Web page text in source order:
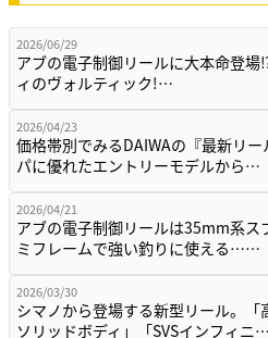
2026/06/29
アブの電子制御リールに大本命登
ィのヴォルティック!…
2026/04/23
価格帯別でみるDAIWAの『最新リー
パに優れたエントリーモデルから…
2026/04/21
アブの電子制御リールは35mm系ス
ミフレームで強い釣りに使える……
2026/03/30
シマノから登場する新型リール。「
ソリッドボディ」「SVSインフィニ…